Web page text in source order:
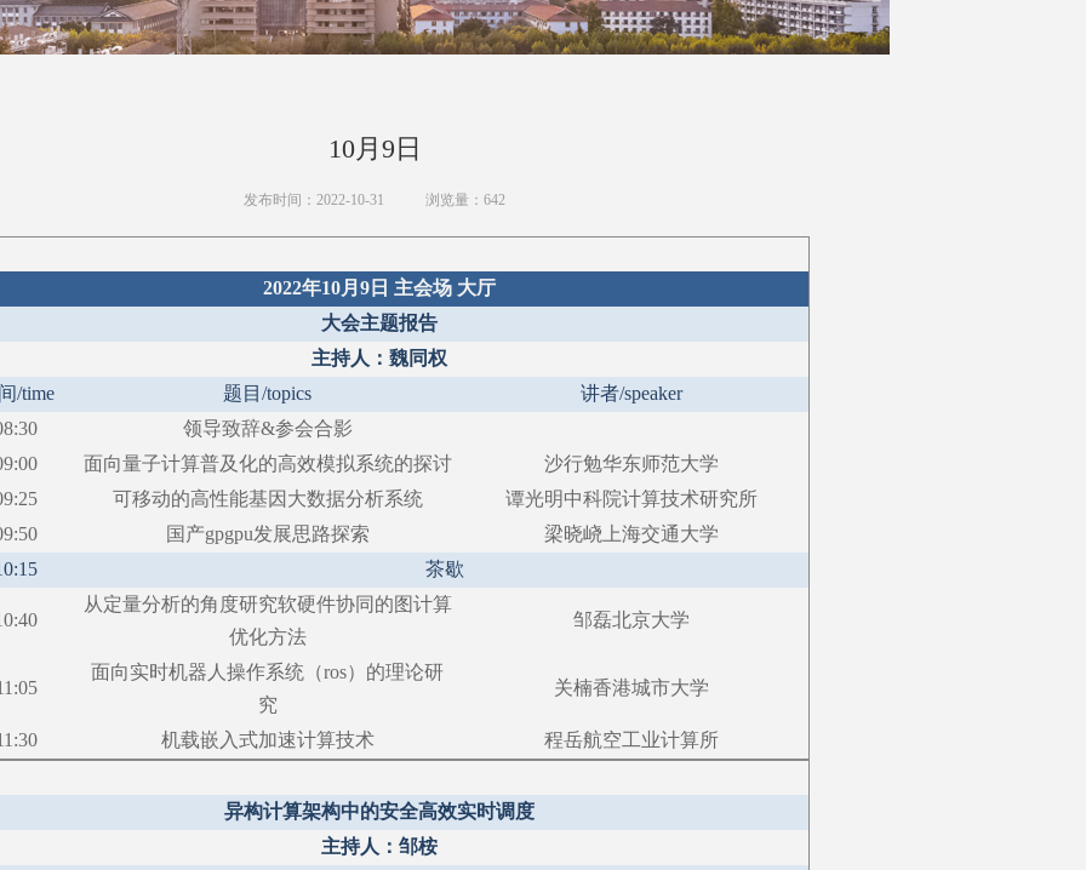
10月9日
发布时间：2022-10-31 浏览量： 642
2022年10月9日 主会场 大厅
大会主题报告
主持人：魏同权
/time 题目 /topics 讲者/speaker
领导致辞&参会合影
面向量子计算普及化的高效模拟系统的探讨 沙行勉华东师范大学
可移动的高性能基因大数据分析系统 谭光明中科院计算技术研究所
国产gpgpu发展思路探索 梁晓峣 上海交通大学
茶歇
从定量分析的角度研究软硬件协同的图计算
优化方法
邹磊北京大学
面向实时机器人操作系统（ros）的理论研
究
关楠香港城市大学
机载嵌入式加速计算技术 程岳航空工业计算所
异构计算架构中的安全高效实时调度
主持人：邹桉